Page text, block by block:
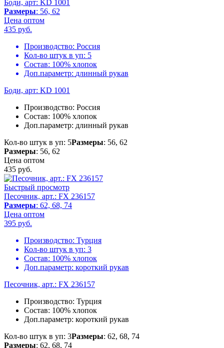
Боди, арт: KD 1001
Размеры: 56, 62
Цена оптом
435 руб.
Производство: Россия
Кол-во штук в уп: 5
Состав: 100% хлопок
Доп.параметр: длинный рукав
Боди, арт: KD 1001
Производство: Россия
Состав: 100% хлопок
Доп.параметр: длинный рукав
Кол-во штук в уп: 5Размеры: 56, 62
Размеры: 56, 62
Цена оптом
435 руб.
Быстрый просмотр
Песочник, арт.: FX 236157
Размеры: 62, 68, 74
Цена оптом
395 руб.
Производство: Турция
Кол-во штук в уп: 3
Состав: 100% хлопок
Доп.параметр: короткий рукав
Песочник, арт.: FX 236157
Производство: Турция
Состав: 100% хлопок
Доп.параметр: короткий рукав
Кол-во штук в уп: 3Размеры: 62, 68, 74
Размеры: 62, 68, 74